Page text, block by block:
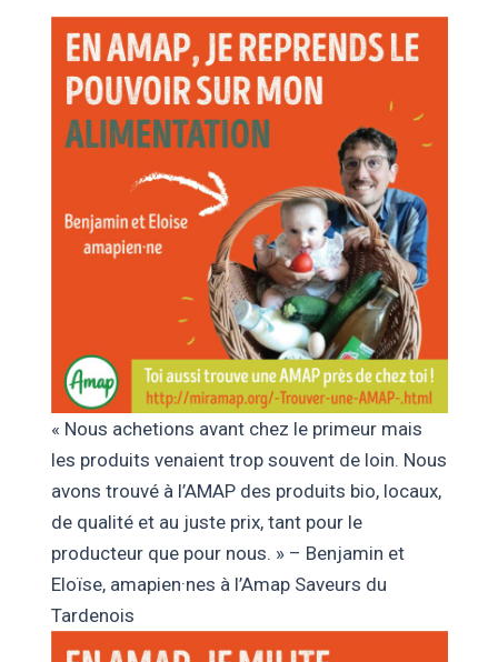
« Nous achetions avant chez le primeur mais
les produits venaient trop souvent de loin. Nous
avons trouvé à l’AMAP des produits bio, locaux,
de qualité et au juste prix, tant pour le
producteur que pour nous. » – Benjamin et
Eloïse, amapien·nes à l’Amap Saveurs du
Tardenois